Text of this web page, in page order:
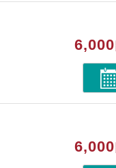
6,000
6,000